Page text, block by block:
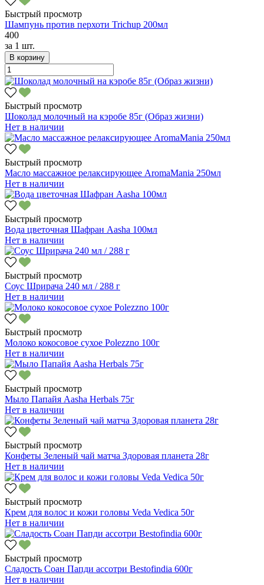
Быстрый просмотр
Шампунь против перхоти Trichup 200мл
400
за 1 шт.
В корзину
Быстрый просмотр
Шоколад молочный на кэробе 85г (Образ жизни)
Нет в наличии
Быстрый просмотр
Масло массажное релаксирующее AromaMania 250мл
Нет в наличии
Быстрый просмотр
Вода цветочная Шафран Aasha 100мл
Нет в наличии
Быстрый просмотр
Соус Шрирача 240 мл / 288 г
Нет в наличии
Быстрый просмотр
Молоко кокосовое сухое Polezzno 100г
Нет в наличии
Быстрый просмотр
Мыло Папайя Aasha Herbals 75г
Нет в наличии
Быстрый просмотр
Конфеты Зеленый чай матча Здоровая планета 28г
Нет в наличии
Быстрый просмотр
Крем для волос и кожи головы Veda Vedica 50г
Нет в наличии
Быстрый просмотр
Сладость Соан Папди ассотри Bestofindia 600г
Нет в наличии